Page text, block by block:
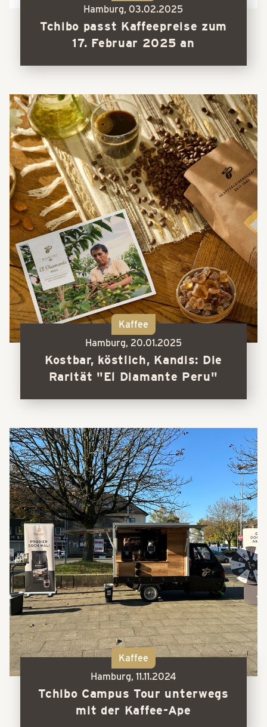
Hamburg, 03.02.2025
Tchibo passt Kaffeepreise zum
17. Februar 2025 an
Kaffee
Hamburg, 20.01.2025
Kostbar, köstlich, Kandis: Die
Rarität "El Diamante Peru"
Kaffee
Hamburg, 11.11.2024
Tchibo Campus Tour unterwegs
mit der Kaffee-Ape